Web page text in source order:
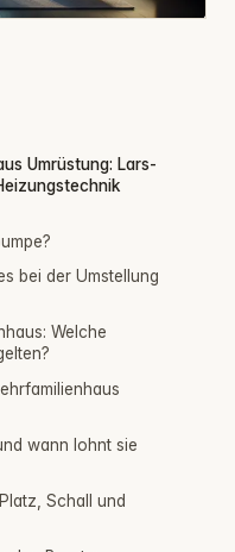
Umrüstung: Lars-
bei der Umstellung
Welche
wann lohnt sie
Schall und